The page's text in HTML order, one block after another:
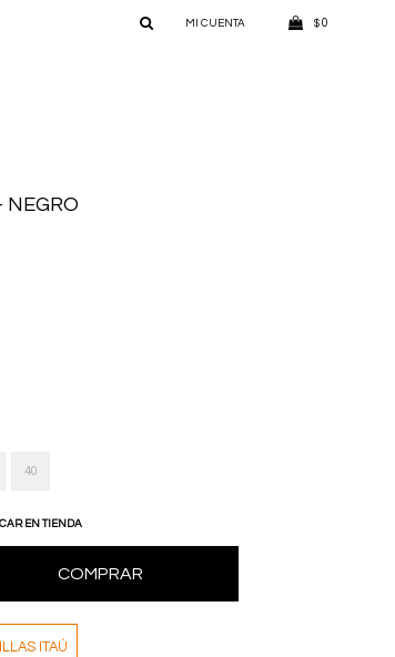
$ 0
NEGRO
40
EN TIENDA
COMPRAR
ITAÚ